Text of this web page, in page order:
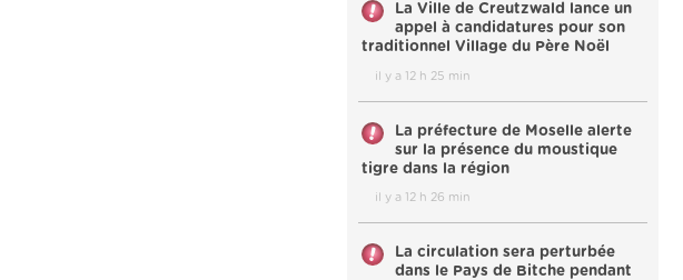
La Ville de Creutzwald lance un
appel à candidatures pour son
traditionnel Village du Père Noël
il y a 12 h 25 min
La préfecture de Moselle alerte
sur la présence du moustique
tigre dans la région
il y a 12 h 26 min
La circulation sera perturbée
dans le Pays de Bitche pendant